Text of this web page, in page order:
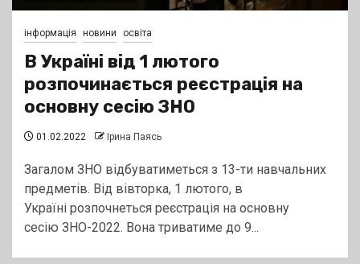
інформація новини освіта
В Україні від 1 лютого
розпочинається реєстрація на
основну сесію ЗНО
01.02.2022 Ірина Паясь
Загалом ЗНО відбуватиметься з 13-ти навчальних
предметів. Від вівторка, 1 лютого, в
Україні розпочнеться реєстрація на основну
сесію ЗНО-2022. Вона триватиме до 9...